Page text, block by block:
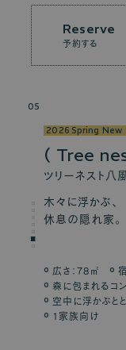
Reserve
予約する
05
2026 Spring New
Tree
ツリーネスト八
木々に浮かぶ、
休息の隠れ家。
広さ：78㎡
森に包まれるコ
空中に浮かぶと
1家族向け